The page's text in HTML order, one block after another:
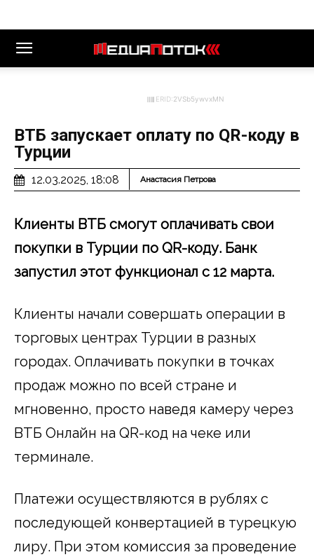
ERID:2VSb5ywvxMN
ВТБ запускает оплату по QR-коду в
Турции
12.03.2025, 18:08 Анастасия Петрова
Клиенты ВТБ смогут оплачивать свои
покупки в Турции по QR-коду. Банк
запустил этот функционал с 12 марта.
Клиенты начали совершать операции в
торговых центрах Турции в разных
городах. Оплачивать покупки в точках
продаж можно по всей стране и
мгновенно, просто наведя камеру через
ВТБ Онлайн на QR-код на чеке или
терминале.
Платежи осуществляются в рублях с
последующей конвертацией в турецкую
лиру. При этом комиссия за проведение